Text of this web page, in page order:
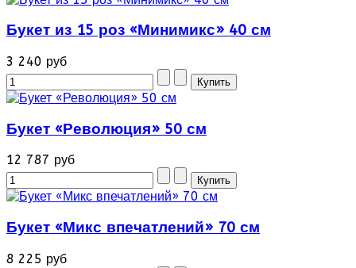
Букет из 15 роз «Минимикс» 40 см
3 240 руб
Букет «Революция» 50 см
12 787 руб
Букет «Микс впечатлений» 70 см
8 225 руб